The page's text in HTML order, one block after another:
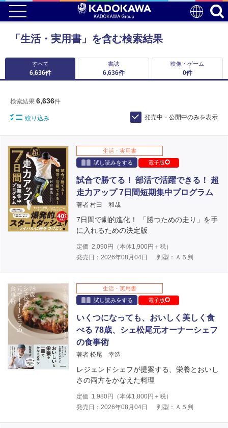
「生活・実用書」を含む検索結果
すべて
6,636件
書誌
6,636件
映像・ゲーム
0件
検索結果 6,636件
絞り込み 発売中・公開中のみを表示
生活・実用書
試し読みをする
電子版
試合で勝てる！ 部活で活躍できる！ 超
走力アップ 7日間短期集中プログラム
著者 村田 和哉
7日間で劇的進化！ 「勝つための走り」を手
に入れるための決定版
定価 2,090円（本体1,900円＋税）
発売日：2026年08月04日
判型：Ａ５判
生活・実用書
試し読みをする
電子版
いくつになっても、おいしく美しく食
べる 78歳、シェ松尾元オーナーシェフ
の食事術
著者 松尾 幸造
レジェンドシェフが提案する、栄養とおいし
さの両方をかなえた料理
定価 1,980円（本体1,800円＋税）
発売日：2026年08月04日
判型：Ａ５判